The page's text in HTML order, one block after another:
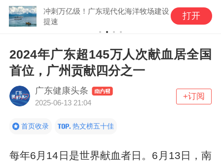
冲刺万亿级！广东现代化海洋牧场建设
提速
打开
2024年广东超145万人次献血居全国
首位，广州贡献四分之一
广东健康头条
2025-06-13 21:04
+订阅
首页收录 热文榜五十佳
每年6月14日是世界献血者日。6月13日，南